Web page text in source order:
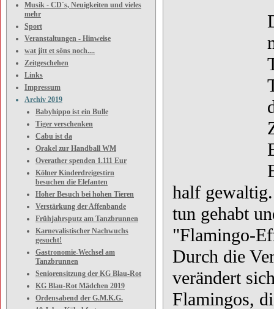
Musik - CD´s, Neuigkeiten und vieles
mehr
Sport
Veranstaltungen - Hinweise
wat jitt et söns noch....
Zeitgeschehen
Links
Impressum
Archiv 2019
Babyhippo ist ein Bulle
Tiger verschenken
Cabu ist da
Orakel zur Handball WM
Overather spenden 1.111 Eur
Kölner Kinderdreigestirn
besuchen die Elefanten
Hoher Besuch bei hohen Tieren
Verstärkung der Affenbande
Frühjahrsputz am Tanzbrunnen
Karnevalistischer Nachwuchs
gesucht!
Gastronomie-Wechsel am
Tanzbrunnen
Seniorensitzung der KG Blau-Rot
KG Blau-Rot Mädchen 2019
Ordensabend der G.M.K.G.
half
tun gehabt
"Flamingo-
Durch die
verändert
Flamingos,